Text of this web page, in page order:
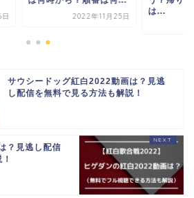
2022年11月25日
は...
サウシードッグ紅白2022動画は？見逃
し配信を無料で見る方法も解説！
？見逃し配信